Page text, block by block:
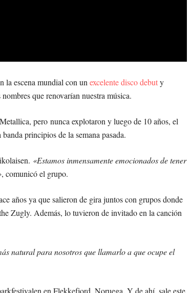
la escena mundial con un excelente disco debuty
que renovarían nuestra música.
pero nunca explotaron y luego de 10 años, el
principios de la semana pasada.
«Estamos inmensamente emocionados de tener
, comunicó el grupo.
años ya que salieron de gira juntos con grupos donde
Zugly. Además, lo tuvieron de invitado en la canción
natural para nosotros que llamarlo a que ocupe el
en Flekkefjord, Noruega. Y de ahí, sale este